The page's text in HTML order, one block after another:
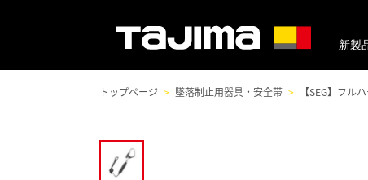
新製
トップページ 墜落制止用器具・安全帯 【SEG】フル